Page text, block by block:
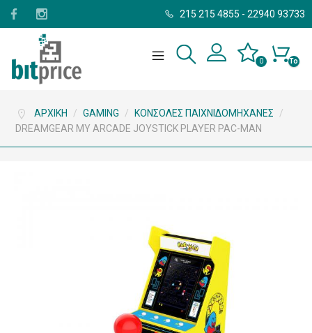
215 215 4855 - 22940 93733
Το
0
ΑΡΧΙΚΉ / GAMING / ΚΟΝΣΌΛΕΣ ΠΑΙΧΝΙΔΟΜΗΧΑΝΈΣ
/
DREAMGEAR MY ARCADE JOYSTICK PLAYER PAC-MAN